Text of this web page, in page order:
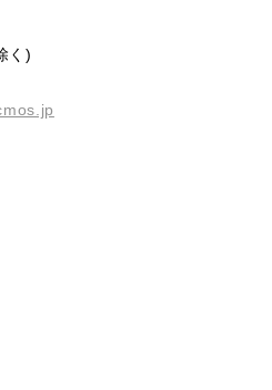
く)